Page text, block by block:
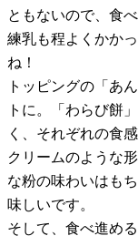
ともないので、食
練乳も程よくかか
ね！
トッピングの「あ
トに。「わらび餅
く、それぞれの食
クリームのような
な粉の味わいはも
味しいです。
そして、食べ進め